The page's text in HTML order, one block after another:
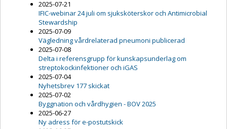
2025-07-21
IFIC-webinar 24 juli om sjuksköterskor och Antimicrobial
Stewardship
2025-07-09
Vägledning vårdrelaterad pneumoni publicerad
2025-07-08
Delta i referensgrupp för kunskapsunderlag om
streptokockinfektioner och iGAS
2025-07-04
Nyhetsbrev 177 skickat
2025-07-02
Byggnation och vårdhygien - BOV 2025
2025-06-27
Ny adress för e-postutskick